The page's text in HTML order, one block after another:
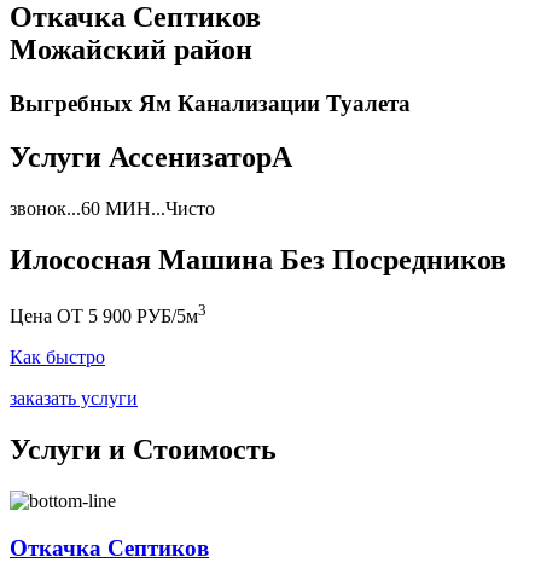
Откачка Cептиков
Можайский район
Выгребных Ям Канализации Туалета
Услуги АссенизаторА
звонок...60 МИН...Чисто
Илососная Машина Без Посредников
Цена ОТ 5 900 РУБ/5м3
Как быстро
заказать услуги
Услуги и Стоимость
Откачка Септиков